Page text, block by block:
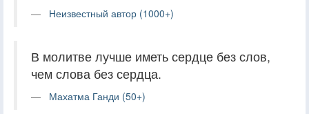
Неизвестный автор (1000+)
В молитве лучше иметь сердце без слов,
чем слова без сердца.
Махатма Ганди (50+)